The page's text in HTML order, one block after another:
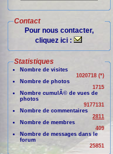
Contact
Pour nous contacter,
cliquez ici :
Statistiques
Nombre de visites
1020718 (*)
Nombre de photos
1715
Nombre cumulÃ© de vues de
photos
9177131
Nombre de commentaires
2811
Nombre de membres
409
Nombre de messages dans le
forum
25851